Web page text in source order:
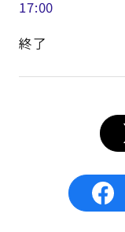
17:00
終了